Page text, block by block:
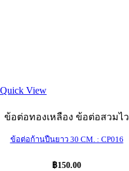
Quick View
ข้อต่อทองเหลือง ข้อต่อสวมไว
ข้อต่อก้านปืนยาว 30 CM. : CP016
฿150.00